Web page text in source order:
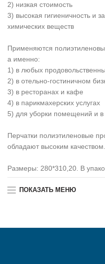
2) низкая стоимость
3) высокая гигиеничность и
химических веществ
Применяются
а именно:
1) в любых
2) в отельно-гостиничном
3) в ресторанах и кафе
4) в парикмахерских услугах
5) для уборки помещений и в
Перчатки полиэтиленовые
обладают высоким качеством.
Размеры: 280*310,20. В
ПОКАЗАТЬ МЕНЮ